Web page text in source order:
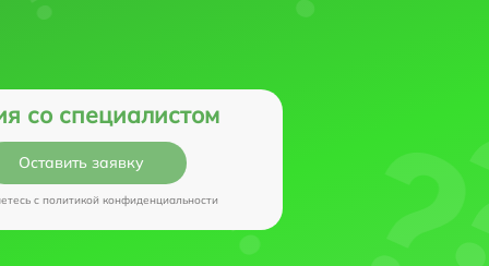
со специалистом
Оставить заявку
c политикой конфиденциальности